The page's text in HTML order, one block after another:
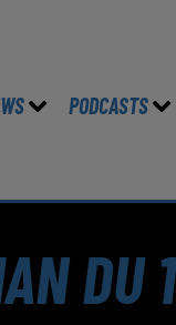
PODCASTS
DU